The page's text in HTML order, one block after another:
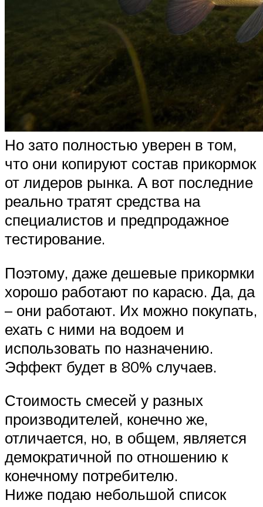
Но зато полностью уверен в том,
что они копируют состав прикормок
от лидеров рынка. А вот последние
реально тратят средства на
специалистов и предпродажное
тестирование.
Поэтому, даже дешевые прикормки
хорошо работают по карасю. Да, да
– они работают. Их можно покупать,
ехать с ними на водоем и
использовать по назначению.
Эффект будет в 80% случаев.
Стоимость смесей у разных
производителей, конечно же,
отличается, но, в общем, является
демократичной по отношению к
конечному потребителю.
Ниже подаю небольшой список